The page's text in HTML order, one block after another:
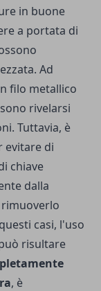
in buone
a portata di
Ad
filo metallico
rivelarsi
Tuttavia, è
evitare di
chiave
dalla
casi, l'uso
risultare
, è